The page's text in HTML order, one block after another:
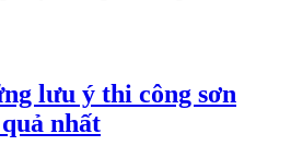
lưu ý thi công sơn
nhất